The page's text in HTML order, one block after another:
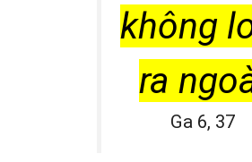
không
ra
Ga 6, 37